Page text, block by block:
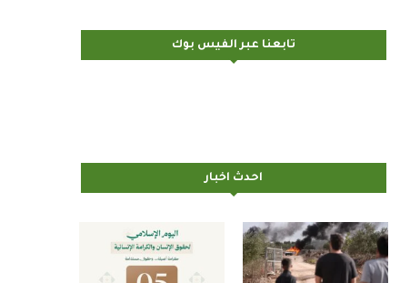
تابعنا عبر الفيس بوك
احدث اخبار